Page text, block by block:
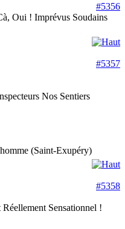
#5356
Oui ! Imprévus Soudains
#5357
Nos Sentiers
(Saint-Exupéry)
#5358
Sensationnel !